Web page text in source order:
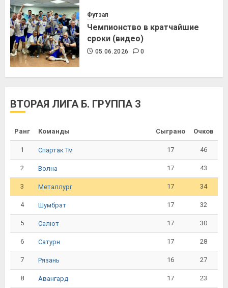
Футзал
Чемпионство в кратчайшие
сроки (видео)
05.06.2026 0
ВТОРАЯ ЛИГА Б. ГРУППА 3
Ранг Команды Сыграно Очков
1 Спартак Тм 17 46
2 Волна 17 43
3 Металлург 17 34
4 Шумбрат 17 32
5 Салют 17 30
6 Сатурн 17 28
7 Рязань 16 27
8 Авангард 17 23